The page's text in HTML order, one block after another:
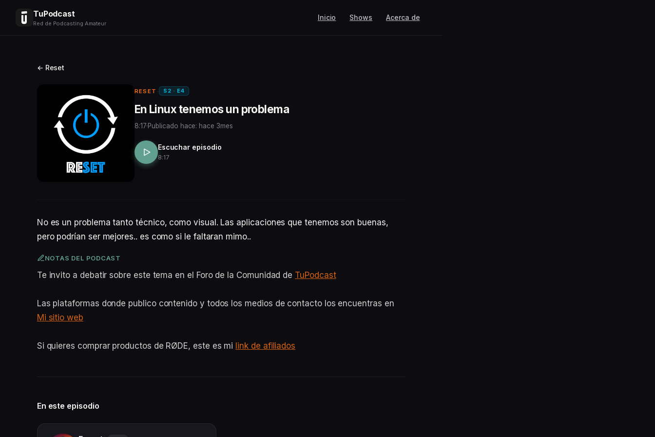
TuPodcast
Red de Podcasting Amateur
Inicio Shows Acerca de
← Reset
RESET · S2 · E4
En Linux tenemos un problema
8:17·Publicado hace: hace 3mes
Escuchar episodio
8:17
No es un problema tanto técnico, como visual. Las aplicaciones que tenemos son buenas,
pero podrían ser mejores.. es como si le faltaran mimo..
NOTAS DEL PODCAST
Te invito a debatir sobre este tema en el Foro de la Comunidad de TuPodcast
Las plataformas donde publico contenido y todos los medios de contacto los encuentras en
Mi sitio web
Si quieres comprar productos de RØDE, este es mi link de afiliados
En este episodio